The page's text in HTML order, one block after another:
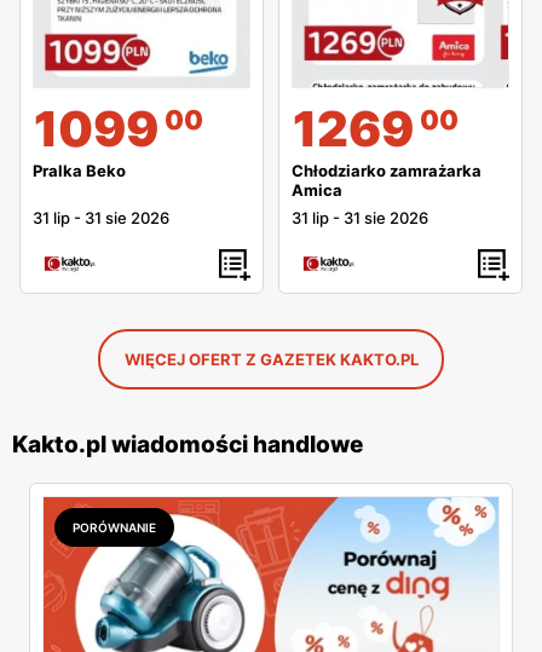
1099 00
Pralka Beko
31 lip - 31 sie 2026
1269 00
Chłodziarko zamrażarka
Amica
31 lip - 31 sie 2026
WIĘCEJ OFERT Z GAZETEK KAKTO.PL
Kakto.pl wiadomości handlowe
PORÓWNANIE